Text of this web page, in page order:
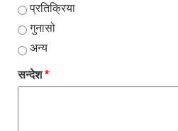
प्रतिक्रिया
गुनासो
अन्य
सन्देश*